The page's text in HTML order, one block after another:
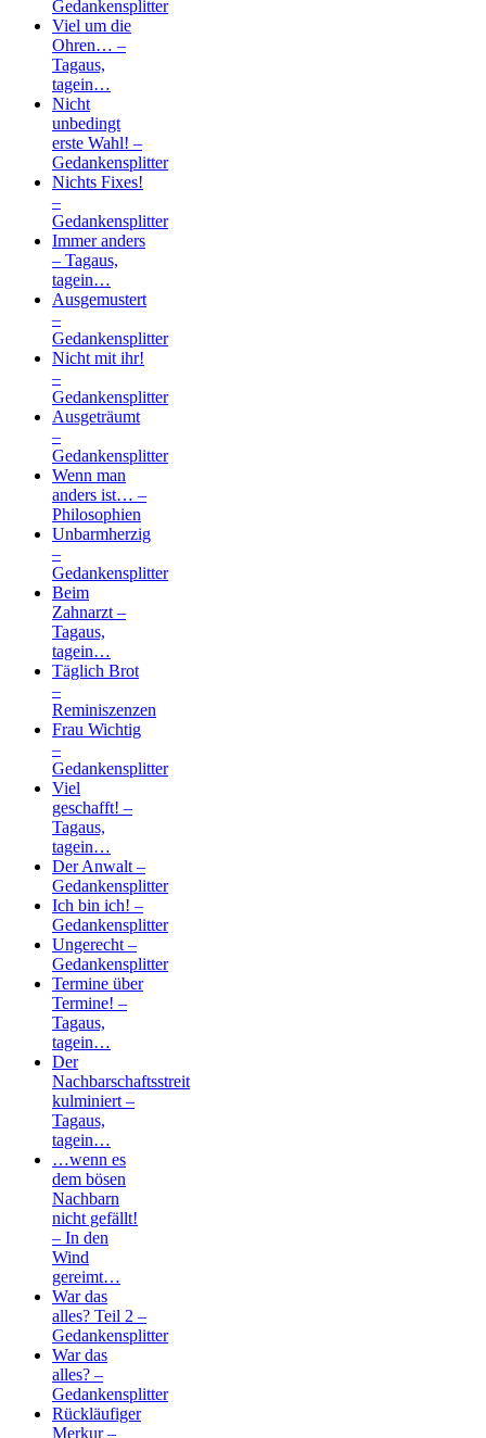
Gedankensplitter
Viel um die
Ohren… –
Tagaus,
tagein…
Nicht
unbedingt
erste Wahl! –
Gedankensplitter
Nichts Fixes!
–
Gedankensplitter
Immer anders
– Tagaus,
tagein…
Ausgemustert
–
Gedankensplitter
Nicht mit ihr!
–
Gedankensplitter
Ausgeträumt
–
Gedankensplitter
Wenn man
anders ist… –
Philosophien
Unbarmherzig
–
Gedankensplitter
Beim
Zahnarzt –
Tagaus,
tagein…
Täglich Brot
–
Reminiszenzen
Frau Wichtig
–
Gedankensplitter
Viel
geschafft! –
Tagaus,
tagein…
Der Anwalt –
Gedankensplitter
Ich bin ich! –
Gedankensplitter
Ungerecht –
Gedankensplitter
Termine über
Termine! –
Tagaus,
tagein…
Der
Nachbarschaftsstreit
kulminiert –
Tagaus,
tagein…
…wenn es
dem bösen
Nachbarn
nicht gefällt!
– In den
Wind
gereimt…
War das
alles? Teil 2 –
Gedankensplitter
War das
alles? –
Gedankensplitter
Rückläufiger
Merkur –